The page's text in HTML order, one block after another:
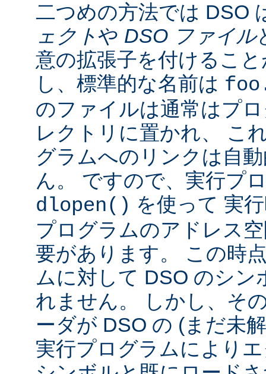
二つめの方法では DSO
ェクトや DSO ファイル
意の拡張子を付けるこ
し、標準的な名前は
のファイルは通常はプ
レクトリに置かれ、 こ
グラムへのリンクは自
ん。 ですので、実行プ
dlopen() を使って 実
プログラムのアドレス
要があります。 この時
ムに対して DSO のシン
れません。 しかし、そ
ーダが DSO の (まだ未
実行プログラムにより